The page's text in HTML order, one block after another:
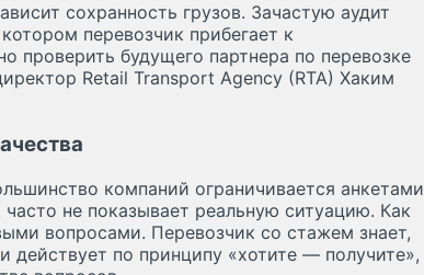
сохранность грузов. Зачастую аудит
перевозчик прибегает к
проверить будущего партнера по перевозке
Retail Transport Agency (RTA) Хаким
компаний ограничивается анкетами
не показывает реальную ситуацию. Как
вопросами. Перевозчик со стажем знает,
действует по принципу «хотите — получите»,